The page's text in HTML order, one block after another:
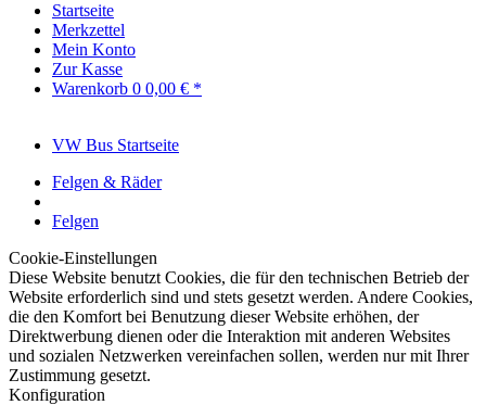
Startseite
Merkzettel
Mein Konto
Zur Kasse
Warenkorb 0 0,00 € *
VW Bus Startseite
Felgen & Räder
Felgen
Cookie-Einstellungen
Diese Website benutzt Cookies, die für den technischen Betrieb der
Website erforderlich sind und stets gesetzt werden. Andere Cookies,
die den Komfort bei Benutzung dieser Website erhöhen, der
Direktwerbung dienen oder die Interaktion mit anderen Websites
und sozialen Netzwerken vereinfachen sollen, werden nur mit Ihrer
Zustimmung gesetzt.
Konfiguration